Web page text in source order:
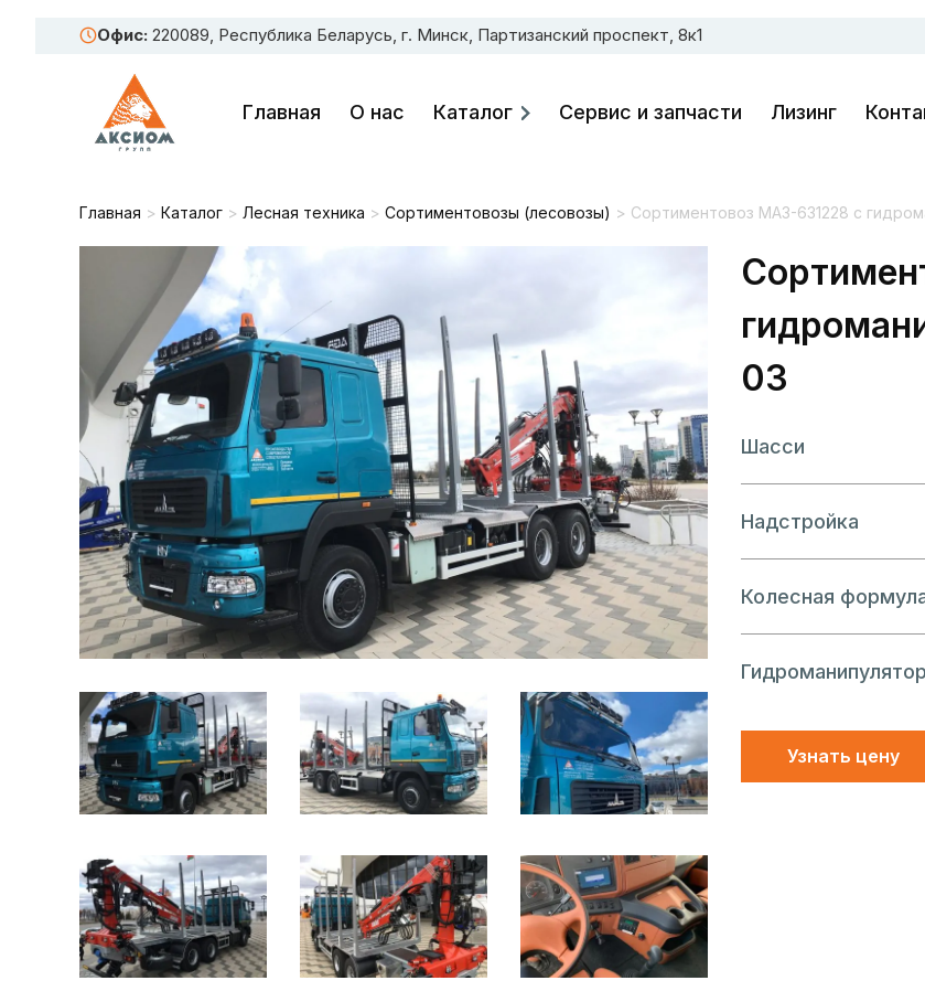
Офис: 220089, Республика Беларусь, г. Минск, Партизанский проспект, 8к1
Главная О нас Каталог Сервис и запчасти Лизинг
Главная > Каталог > Лесная техника > Сортиментовозы (лесовозы) > Сортиментовоз МАЗ-631228 с
03
Шасси
Надстройка
Колесная
Гидроманипулятор
Узнать цену